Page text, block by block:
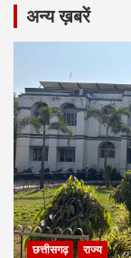
अन्य ख़बरें
छत्तीसगढ़ राज्य